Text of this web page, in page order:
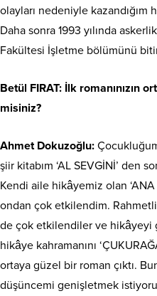
olayları nedeniyle kazandığım
Daha sonra 1993 yılında
Fakültesi İşletme bölümünü
Betül FIRAT: İlk romanınızın
misiniz?
Ahmet Dokuzoğlu:
şiir kitabım ‘AL SEVGİNİ’ den
Kendi aile hikâyemiz olan ‘ANA
ondan çok etkilendim.
de çok etkilendiler ve hikâyeyi
hikâye kahramanını
ortaya güzel bir roman çıktı.
düşüncemi genişletmek